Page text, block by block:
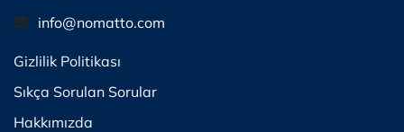
info@nomatto.com
Gizlilik Politikası
Sıkça Sorulan Sorular
Hakkımızda